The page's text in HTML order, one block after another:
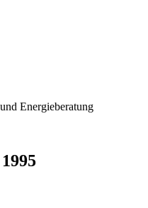
Energieberatung